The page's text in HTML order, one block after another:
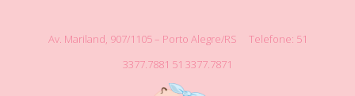
Av. Mariland, 907/1105 – Porto Alegre/RS
Telefone: 51
3377.7881 51 3377.7871